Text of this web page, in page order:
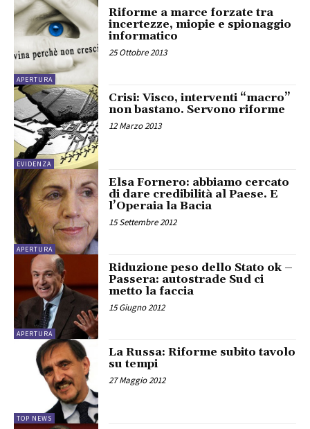
APERTURA
Riforme a marce forzate tra
incertezze, miopie e spionaggio
informatico
25 Ottobre 2013
EVIDENZA
Crisi: Visco, interventi “macro”
non bastano. Servono riforme
12 Marzo 2013
APERTURA
Elsa Fornero: abbiamo cercato
di dare credibilità al Paese. E
l’Operaia la Bacia
15 Settembre 2012
APERTURA
Riduzione peso dello Stato ok –
Passera: autostrade Sud ci
metto la faccia
15 Giugno 2012
TOP NEWS
La Russa: Riforme subito tavolo
su tempi
27 Maggio 2012